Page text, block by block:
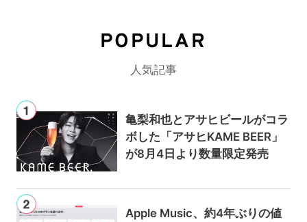
POPULAR
人気記事
亀梨和也とアサヒビールがコラ
ボした「アサヒKAME BEER」
が8月4日より数量限定発売
Apple Music、約4年ぶりの値